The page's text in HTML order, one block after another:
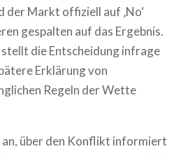
der Markt offiziell auf ‚No‘
gespalten auf das Ergebnis.
stellt die Entscheidung infrage
Erklärung von
Regeln der Wette
über den Konflikt informiert